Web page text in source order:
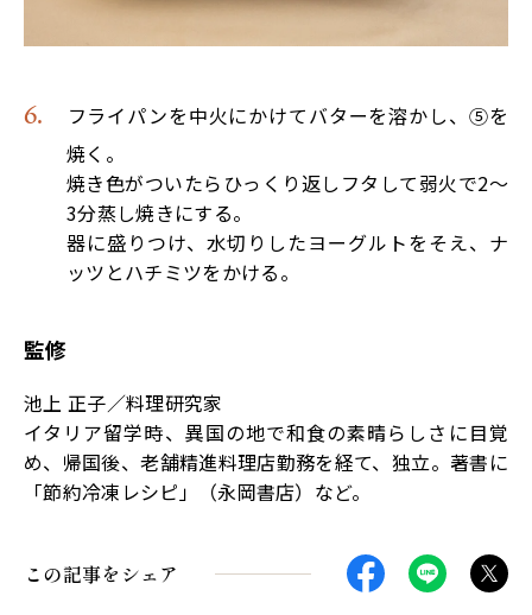
フライパンを中火にかけてバターを溶かし、⑤を
焼く。
焼き色がついたらひっくり返しフタして弱火で2～
3分蒸し焼きにする。
器に盛りつけ、水切りしたヨーグルトをそえ、ナ
ッツとハチミツをかける。
監修
池上 正子／料理研究家
イタリア留学時、異国の地で和食の素晴らしさに目覚
め、帰国後、老舗精進料理店勤務を経て、独立。著書に
「節約冷凍レシピ」（永岡書店）など。
この記事をシェア